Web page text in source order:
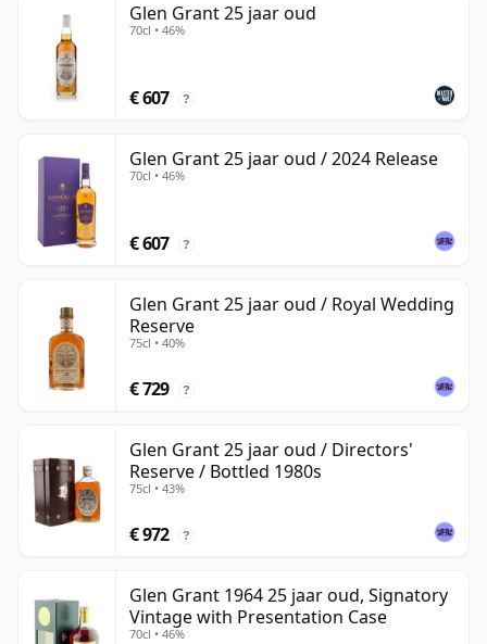
Glen Grant 25 jaar oud
70cl • 46%
€ 607 ?
Glen Grant 25 jaar oud / 2024 Release
70cl • 46%
€ 607 ?
Glen Grant 25 jaar oud / Royal Wedding
Reserve
75cl • 40%
€ 729 ?
Glen Grant 25 jaar oud / Directors'
Reserve / Bottled 1980s
75cl • 43%
€ 972 ?
Glen Grant 1964 25 jaar oud, Signatory
Vintage with Presentation Case
70cl • 46%